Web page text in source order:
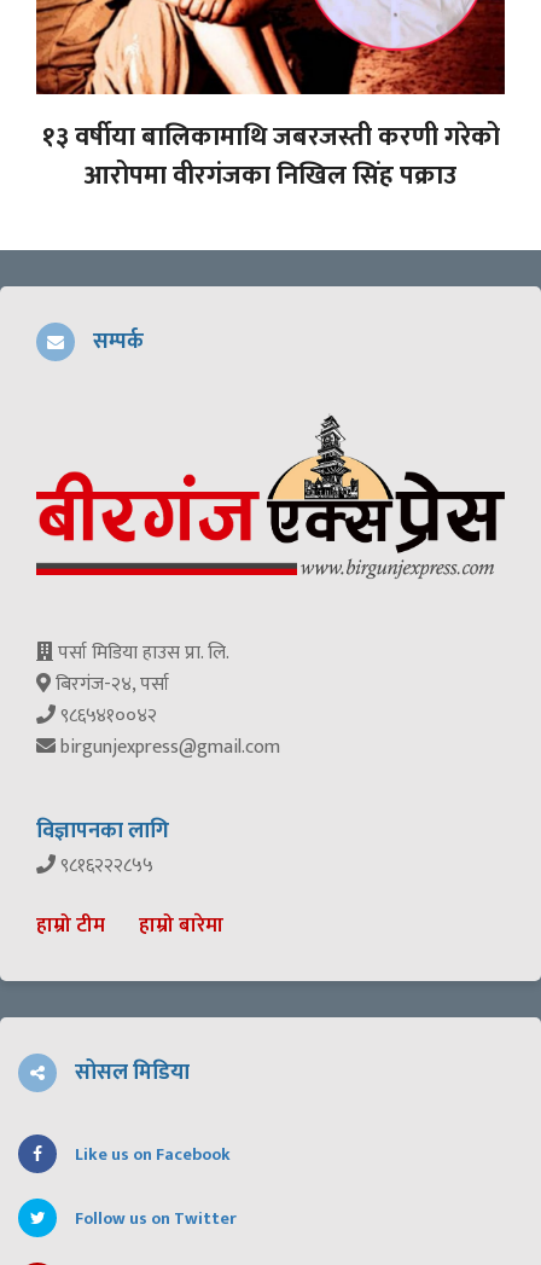
१३ वर्षीया बालिकामाथि जबरजस्ती करणी गरेको
आरोपमा वीरगंजका निखिल सिंह पक्राउ
सम्पर्क
पर्सा मिडिया हाउस प्रा. लि.
बिरगंज-२४, पर्सा
९८६५४१००४२
birgunjexpress@gmail.com
विज्ञापनका लागि
९८१६२२२८५५
हाम्रो टीम हाम्रो बारेमा
सोसल मिडिया
Like us on Facebook
Follow us on Twitter